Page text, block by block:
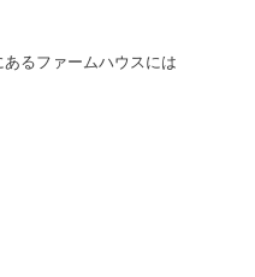
るファームハウスには